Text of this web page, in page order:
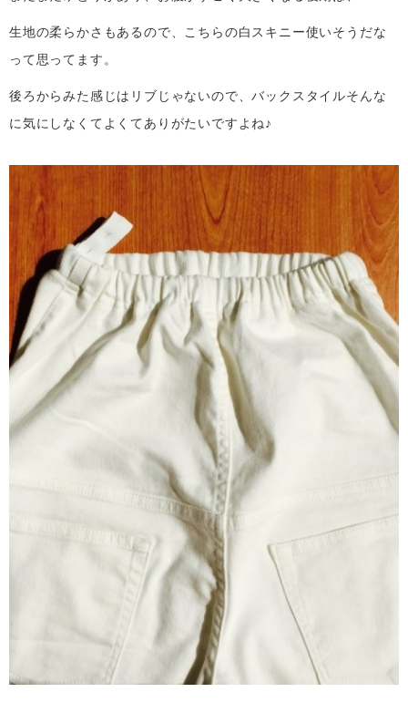
生地の柔らかさもあるので、こちらの白スキニー使いそうだな
って思ってます。
後ろからみた感じはリブじゃないので、バックスタイルそんな
に気にしなくてよくてありがたいですよね♪